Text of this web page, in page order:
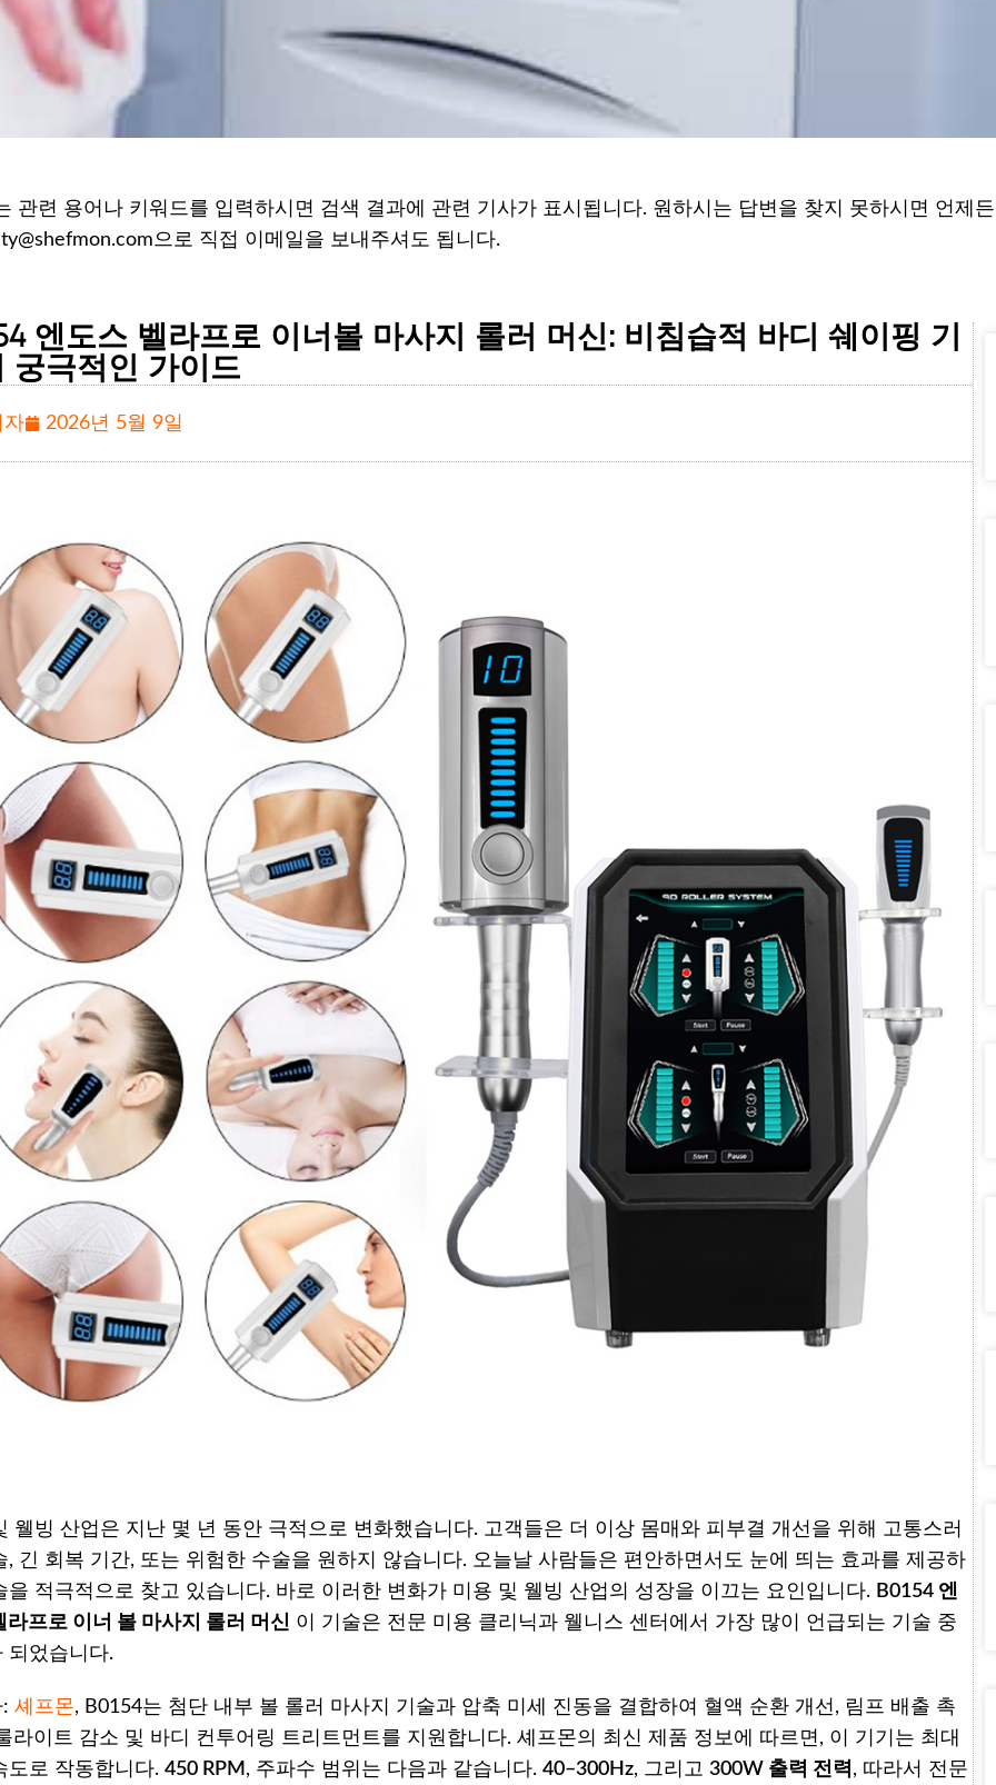
관련 용어나 키워드를 입력하시면 검색 결과에 관련 기사가 표시됩니다. 원하시는 답변을 찾지 못하시면 언제
으로 직접 이메일을 보내주셔도 됩니다.
엔도스 벨라프로 이너볼 마사지 롤러 머신: 비침습적 바디 쉐이핑 기
궁극적인 가이드
자 2026년 5월 9일
웰빙 산업은 지난 몇 년 동안 극적으로 변화했습니다. 고객들은 더 이상 몸매와 피부결 개선을 위해 고통스러
, 긴 회복 기간, 또는 위험한 수술을 원하지 않습니다. 오늘날 사람들은 편안하면서도 눈에 띄는 효과를 제공하
을 적극적으로 찾고 있습니다. 바로 이러한 변화가 미용 및 웰빙 산업의 성장을 이끄는 요인입니다. B0154 엔
라프로 이너 볼 마사지 롤러 머신 이 기술은 전문 미용 클리닉과 웰니스 센터에서 가장 많이 언급되는 기술 중
되었습니다.
:셰프몬, B0154는 첨단 내부 볼 롤러 마사지 기술과 압축 미세 진동을 결합하여 혈액 순환 개선, 림프 배출 촉
라이트 감소 및 바디 컨투어링 트리트먼트를 지원합니다. 셰프몬의 최신 제품 정보에 따르면, 이 기기는 최대
도로 작동합니다.450 RPM , 주파수 범위는 다음과 같습니다.40–300Hz, 그리고 300W 출력 전력, 따라서 전문